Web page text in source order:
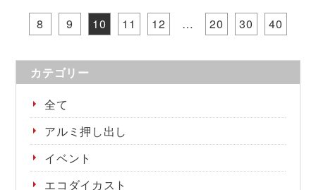
8 9 10 11 12 20 30 40
カテゴリー
全て
アルミ押し出し
イベント
エコダイカスト